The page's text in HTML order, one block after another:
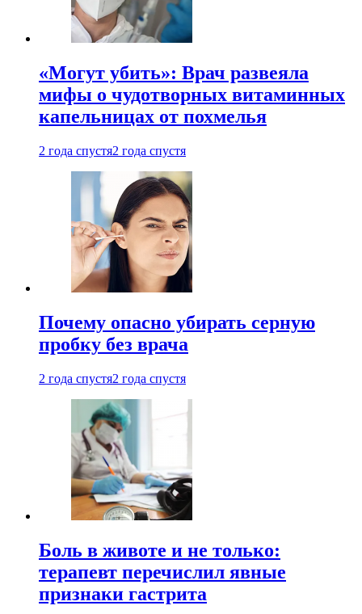
«Могут убить»: Врач развеяла
мифы о чудотворных витаминных
капельницах от похмелья
2 года спустя2 года спустя
Почему опасно убирать серную
пробку без врача
2 года спустя2 года спустя
Боль в животе и не только:
терапевт перечислил явные
признаки гастрита